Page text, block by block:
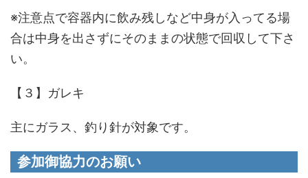
※注意点で容器内に飲み残しなど中身が入ってる場
合は中身を出さずにそのままの状態で回収して下さ
い。
【３】ガレキ
主にガラス、釣り針が対象です。
参加御協力のお願い